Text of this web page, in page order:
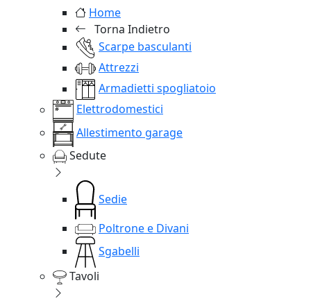
Home
Torna Indietro
Scarpe basculanti
Attrezzi
Armadietti spogliatoio
Elettrodomestici
Allestimento garage
Sedute
Sedie
Poltrone e Divani
Sgabelli
Tavoli